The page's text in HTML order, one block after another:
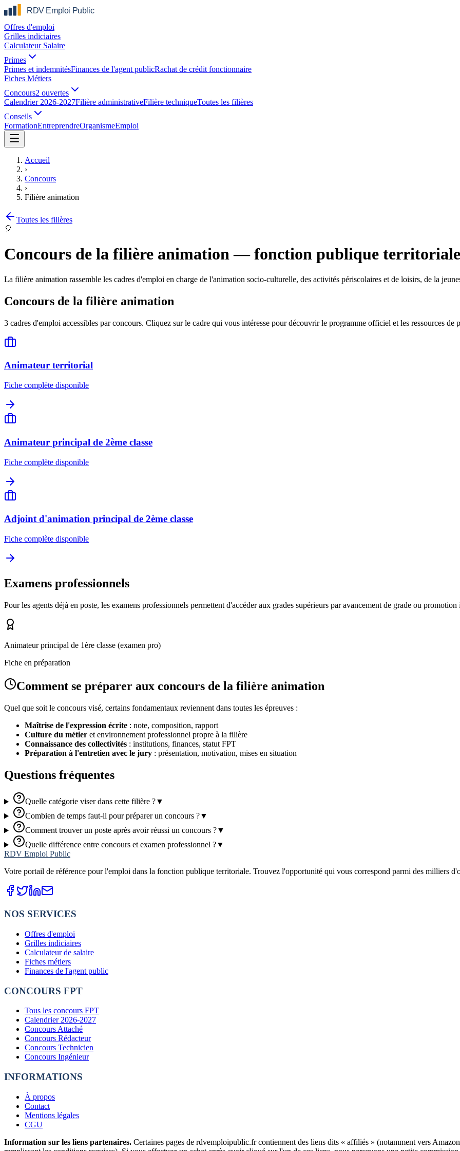
Offres d'emploi
Grilles indiciaires
Calculateur Salaire
Primes
Primes et indemnitésFinances de l'agent publicRachat de crédit fonctionnaire
Fiches Métiers
Concours2 ouvertes
Calendrier 2026-2027Filière administrativeFilière techniqueToutes les filières
Conseils
FormationEntreprendreOrganismeEmploi
Accueil
›
Concours
›
Filière animation
Toutes les filières
🎈
Concours de la filière animation— fonction publique territoriale
La filière animation rassemble les cadres d'emploi en charge de l'animation socio-culturelle, des activités périscolaires et de loisirs, de la
Concours de la filière animation
3 cadres d'emploi accessibles par concours. Cliquez sur le cadre qui vous intéresse pour découvrir le programme officiel et les ressources de
Animateur territorial
Fiche complète disponible
Animateur principal de 2ème classe
Fiche complète disponible
Adjoint d'animation principal de 2ème classe
Fiche complète disponible
Examens professionnels
Pour les agents déjà en poste, les examens professionnels permettent d'accéder aux grades supérieurs par avancement de grade ou promotion
Animateur principal de 1ère classe (examen pro)
Fiche en préparation
Comment se préparer aux concours de la filière animation
Quel que soit le concours visé, certains fondamentaux reviennent dans toutes les épreuves :
Maîtrise de l'expression écrite : note, composition, rapport
Culture du métier et environnement professionnel propre à la filière
Connaissance des collectivités : institutions, finances, statut FPT
Préparation à l'entretien avec le jury : présentation, motivation, mises en situation
Questions fréquentes
Quelle catégorie viser dans cette filière ?▼
Combien de temps faut-il pour préparer un concours ?▼
Comment trouver un poste après avoir réussi un concours ?▼
Quelle différence entre concours et examen professionnel ?▼
RDV Emploi Public
Votre portail de référence pour l'emploi dans la fonction publique territoriale. Trouvez l'opportunité qui vous correspond parmi des milliers
NOS SERVICES
Offres d'emploi
Grilles indiciaires
Calculateur de salaire
Fiches métiers
Finances de l'agent public
CONCOURS FPT
Tous les concours FPT
Calendrier 2026-2027
Concours Attaché
Concours Rédacteur
Concours Technicien
Concours Ingénieur
INFORMATIONS
À propos
Contact
Mentions légales
CGU
Information sur les liens partenaires. Certaines pages de rdvemploipublic.fr contiennent des liens dits « affiliés » (notamment vers